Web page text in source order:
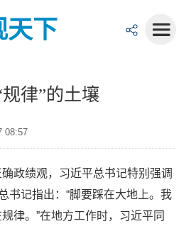
天下
律”的土壤
08:57
政绩观，习近平总书记特别强调
书记指出：“脚要踩在大地上。我
律。”在地方工作时，习近平同